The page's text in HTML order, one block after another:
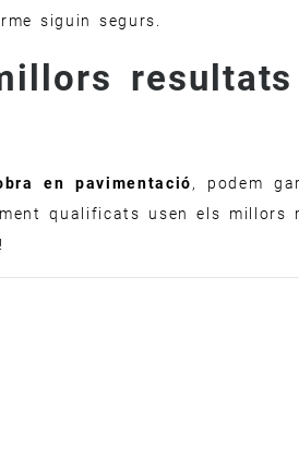
siguin segurs.
en pavimentació, podem
qualificats usen els millors